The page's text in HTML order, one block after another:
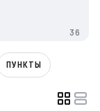
36
ПУНКТЫ